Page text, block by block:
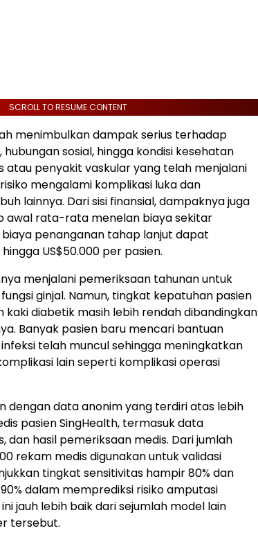
SCROLL TO RESUME CONTENT
menimbulkan dampak serius terhadap
sosial, hingga kondisi kesehatan
atau penyakit vaskular yang telah menjalani
mengalami komplikasi luka dan
lainnya. Dari sisi finansial, dampaknya juga
awal rata-rata menelan biaya sekitar
biaya penanganan tahap lanjut dapat
US$50.000 per pasien.
menjalani pemeriksaan tahunan untuk
ginjal. Namun, tingkat kepatuhan pasien
diabetik masih lebih rendah dibandingkan
Banyak pasien baru mencari bantuan
telah muncul sehingga meningkatkan
lain seperti komplikasi operasi
dengan data anonim yang terdiri atas lebih
pasien SingHealth, termasuk data
dan hasil pemeriksaan medis. Dari jumlah
rekam medis digunakan untuk validasi
tingkat sensitivitas hampir 80% dan
dalam memprediksi risiko amputasi
jauh lebih baik dari sejumlah model lain
tersebut.